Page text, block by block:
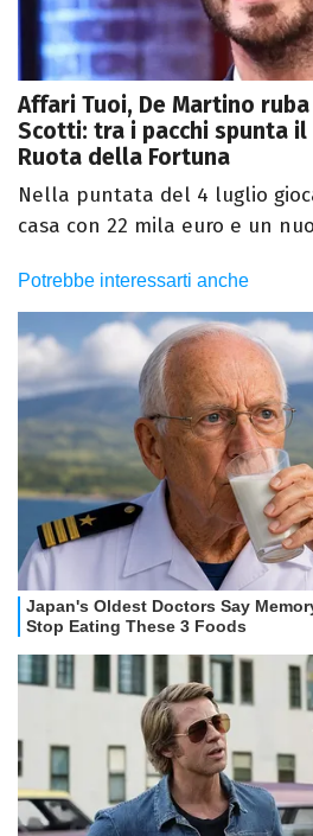
Affari Tuoi, De Martino
Scotti: tra i pacchi spunta
Ruota della Fortuna
Nella puntata del 4 luglio
casa con 22 mila euro e un